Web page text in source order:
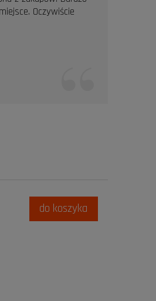
Oczywiście
do koszyka